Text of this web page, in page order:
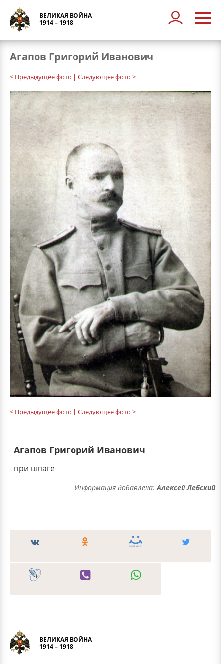
ВЕЛИКАЯ ВОЙНА
1914 – 1918
Агапов Григорий Иванович
< Предыдущее фото | Следующее фото >
< Предыдущее фото | Следующее фото >
Агапов Григорий Иванович
при шпаге
Информация добавлена:Алексей Лебский
ВЕЛИКАЯ ВОЙНА
1914 – 1918